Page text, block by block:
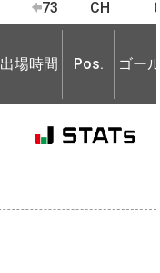
73 CH
出場時間 Pos. ゴー